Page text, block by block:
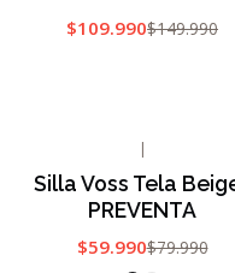
$109.990$149.990
Nuevo
|
Silla Voss Tela Beige
PREVENTA
$59.990$79.990